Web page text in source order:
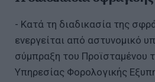
- Κατά τη διαδικασία της
ενεργείται από αστυνομικό
σύμπραξη του Προϊσταμένου
Υπηρεσίας Φορολογικής